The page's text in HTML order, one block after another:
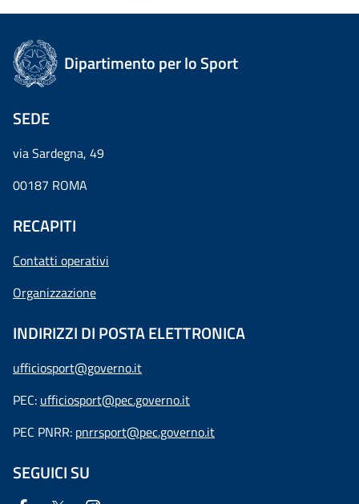
Dipartimento per lo Sport
SEDE
via Sardegna, 49
00187 ROMA
RECAPITI
Contatti operativi
Organizzazione
INDIRIZZI DI POSTA ELETTRONICA
ufficiosport@governo.it
PEC: ufficiosport@pec.governo.it
PEC PNRR: pnrrsport@pec.governo.it
SEGUICI SU